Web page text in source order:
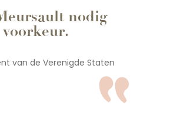
nodig
van de Verenigde Staten